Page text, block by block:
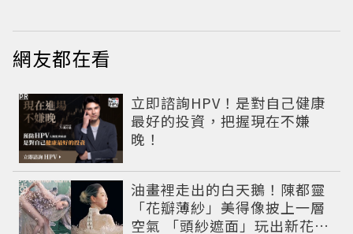
網友都在看
立即諮詢HPV！是對自己健康
最好的投資，把握現在不嫌
晚！
PR
油畫裡走出的白天鵝！陳都靈
「花瓣薄紗」美得像披上一層
空氣 「頭紗遮面」玩出新花樣